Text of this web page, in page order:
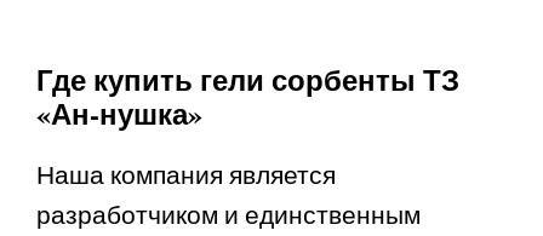
Где купить гели сорбенты ТЗ
«Ан-нушка»
Наша компания является
разработчиком и единственным